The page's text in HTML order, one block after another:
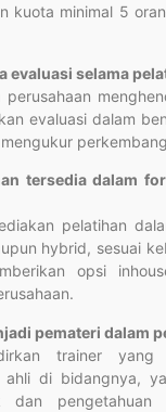
kuota minimal 5
evaluasi selama
perusahaan
evaluasi dalam
tersedia dalam
pelatihan
hybrid, sesuai
opsi
pemateri dalam
trainer yang
ahli di bidangnya,
dan pengetahuan